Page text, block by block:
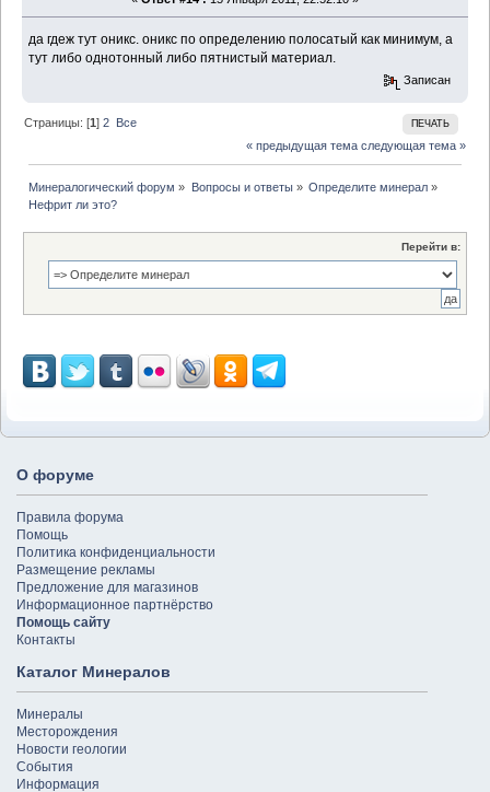
да гдеж тут оникс. оникс по определению полосатый как минимум, а
тут либо однотонный либо пятнистый материал.
Записан
ПЕЧАТЬ
Страницы: [1]2 Все
« предыдущая тема следующая тема »
Минералогический форум » Вопросы и ответы» Определите минерал»
Нефрит ли это?
Перейти в:
О форуме
Правила форума
Помощь
Политика конфиденциальности
Размещение рекламы
Предложение для магазинов
Информационное партнёрство
Помощь сайту
Контакты
Каталог Минералов
Минералы
Месторождения
Новости геологии
События
Информация